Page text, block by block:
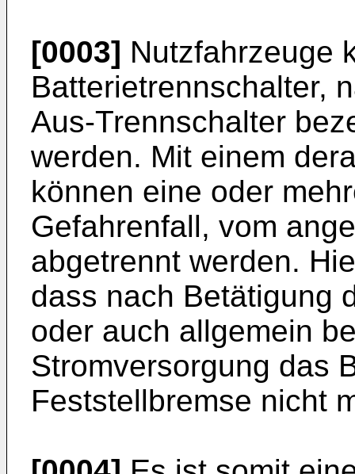
[0003] Nutzfahrzeuge
Batterietrennschalter,
Aus-Trennschalter
werden. Mit einem
können eine oder
Gefahrenfall, vom
abgetrennt werden.
dass nach Betätigung
oder auch allgemein
Stromversorgung das
Feststellbremse nicht